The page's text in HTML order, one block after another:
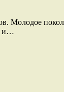
Молодое
и…